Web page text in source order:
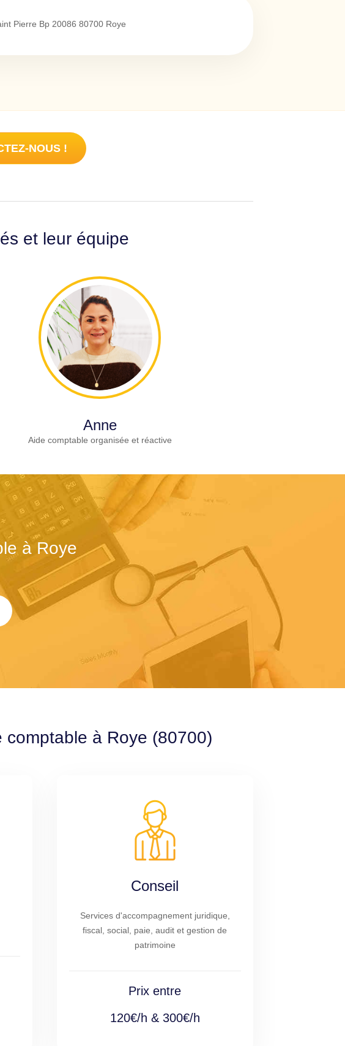
Pierre Bp 20086 80700 Roye
NOUS !
et leur équipe
Anne
Aide comptable organisée et réactive
à Roye
à Roye (80700)
Conseil
Services d'accompagnement juridique,
fiscal, social, paie, audit et gestion de
patrimoine
Prix entre
120€/h & 300€/h